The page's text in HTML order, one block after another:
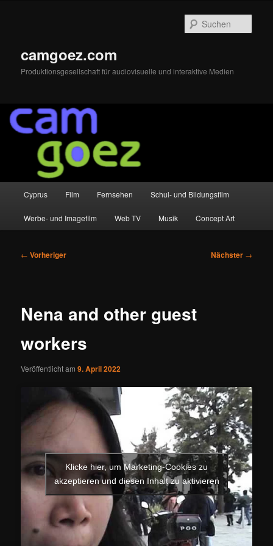
camgoez.com
Produktionsgesellschaft für audiovisuelle und interaktive Medien
Cyprus Film Fernsehen Schul- und Bildungsfilm
Werbe- und Imagefilm Web TV Musik Concept Art
Beitragsnavigation
← Vorheriger Nächster →
Nena and other guest
workers
Veröffentlicht am9. April 2022
Klicke hier, um Marketing-Cookies zu
akzeptieren und diesen Inhalt zu aktivieren